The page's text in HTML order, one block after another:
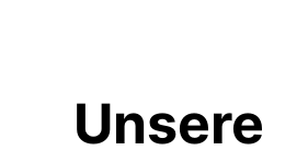
Unsere